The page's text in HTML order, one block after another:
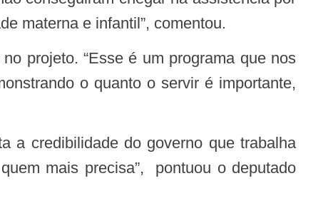
materna e infantil”, comentou.
o quanto o servir é importante,
mais precisa”, pontuou o deputado